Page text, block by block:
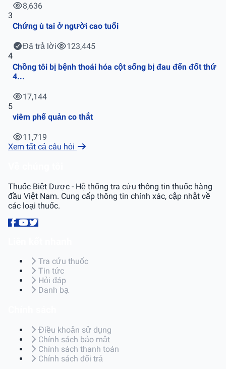
8,636
3
Chứng ù tai ở người cao tuổi
Đã trả lời
123,445
4
Chồng tôi bị bệnh thoái hóa cột sống bị đau đến đốt thứ
4...
17,144
5
viêm phế quản co thắt
11,719
Xem tất cả câu hỏi
Thuốc Biệt Dược - Hệ thống tra cứu thông tin thuốc hàng
đầu Việt Nam. Cung cấp thông tin chính xác, cập nhật về
các loại thuốc.
Tra cứu thuốc
Tin tức
Hỏi đáp
Danh bạ
Điều khoản sử dụng
Chính sách bảo mật
Chính sách thanh toán
Chính sách đổi trả